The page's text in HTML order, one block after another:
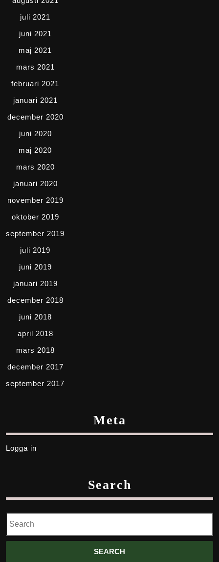
juli 2021
juni 2021
maj 2021
mars 2021
februari 2021
januari 2021
december 2020
juni 2020
maj 2020
mars 2020
januari 2020
november 2019
oktober 2019
september 2019
juli 2019
juni 2019
januari 2019
december 2018
juni 2018
april 2018
mars 2018
december 2017
september 2017
Meta
Logga in
Search
for: